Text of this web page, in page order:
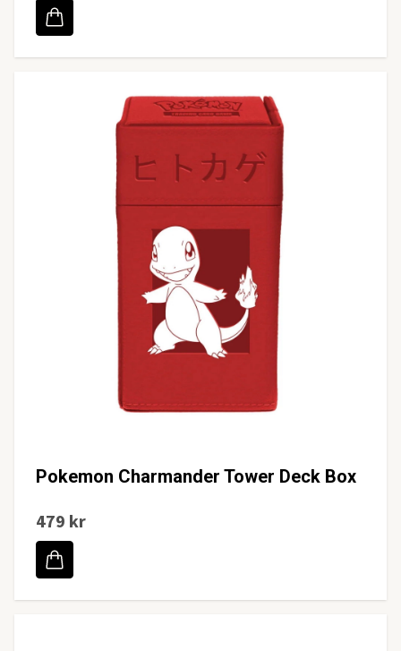
Pokemon Charmander Tower Deck Box
479 kr